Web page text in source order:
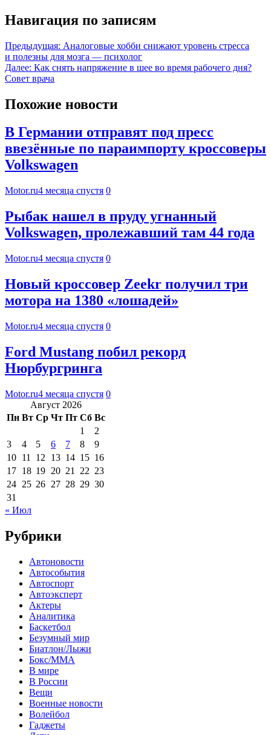
Навигация по записям
Предыдущая: Аналоговые хобби снижают уровень стресса
и полезны для мозга — психолог
Далее: Как снять напряжение в шее во время рабочего дня?
Совет врача
Похожие новости
В Германии отправят под пресс
ввезённые по параимпорту кроссоверы
Volkswagen
Motor.ru4 месяца спустя 0
Рыбак нашел в пруду угнанный
Volkswagen, пролежавший там 44 года
Motor.ru4 месяца спустя 0
Новый кроссовер Zeekr получил три
мотора на 1380 «лошадей»
Motor.ru4 месяца спустя 0
Ford Mustang побил рекорд
Нюрбургринга
Motor.ru4 месяца спустя 0
Август 2026
Пн Вт Ср Чт Пт Сб Вс
1
2
3
4 5 6 7 8
9
10 11 12 13 14 15 16
17 18 19 20 21 22 23
24 25 26 27 28 29 30
31
« Июл
Рубрики
Автоновости
Автособытия
Автоспорт
Автоэксперт
Актеры
Аналитика
Баскетбол
Безумный мир
Биатлон/Лыжи
Бокс/MMA
В мире
В России
Вещи
Военные новости
Волейбол
Гаджеты